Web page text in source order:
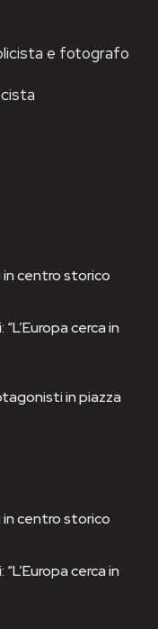
e fotografo
centro storico
cerca in
in piazza
centro storico
cerca in